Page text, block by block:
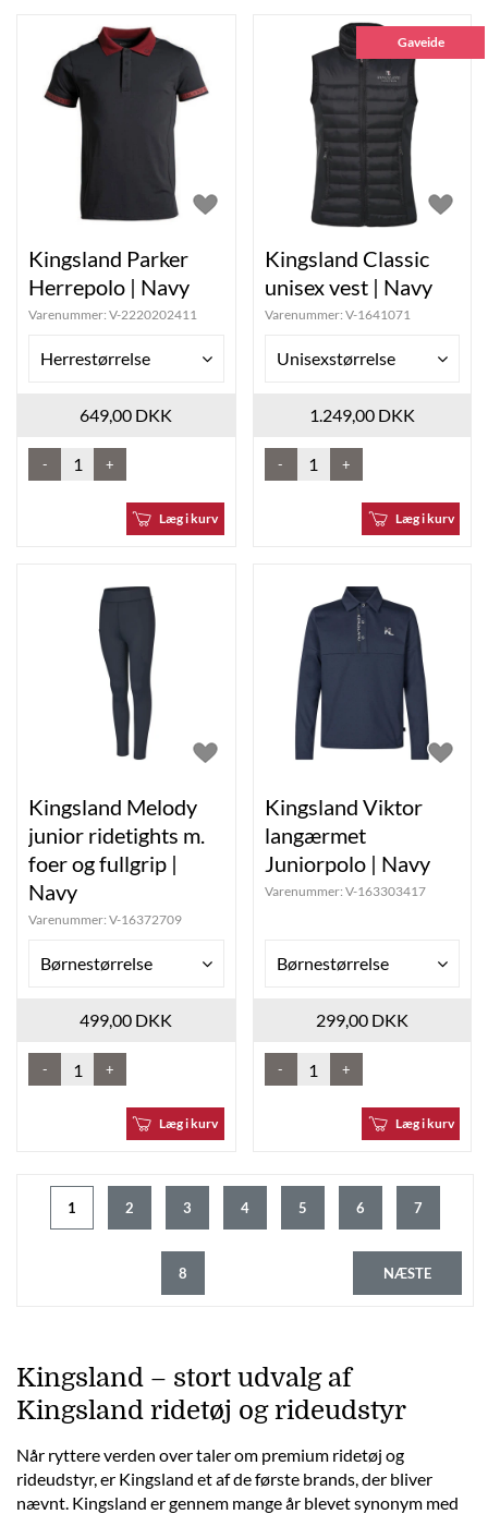
Kingsland Parker
Herrepolo | Navy
Varenummer: V-2220202411
Herrestørrelse
649,00 DKK
- +
Læg i kurv
Kingsland Classic
unisex vest | Navy
Varenummer: V-1641071
Unisexstørrelse
Gaveide
1.249,00 DKK
- +
Læg i kurv
Kingsland Melody
junior ridetights m.
foer og fullgrip |
Navy
Varenummer: V-16372709
Børnestørrelse
499,00 DKK
- +
Læg i kurv
Kingsland Viktor
langærmet
Juniorpolo | Navy
Varenummer: V-163303417
Børnestørrelse
299,00 DKK
- +
Læg i kurv
1 2 3 4 5 6 7
8 NÆSTE
Kingsland – stort udvalg af
Kingsland ridetøj og rideudstyr
Når ryttere verden over taler om premium ridetøj og
rideudstyr, er Kingsland et af de første brands, der bliver
nævnt. Kingsland er gennem mange år blevet synonym med